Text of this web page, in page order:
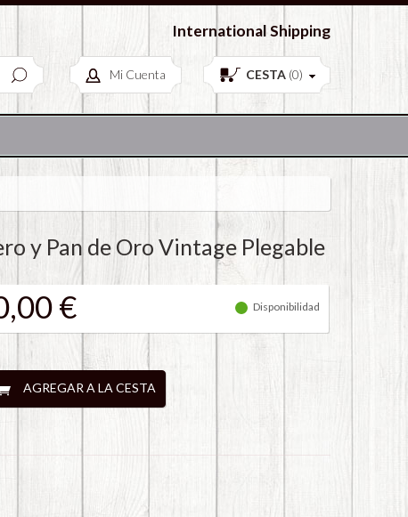
International Shipping
European Antiques & Vintage items
Mi Cuenta CESTA(0)
y Pan de Oro Vintage Plegable
€ Disponibilidad
AGREGAR A LA CESTA